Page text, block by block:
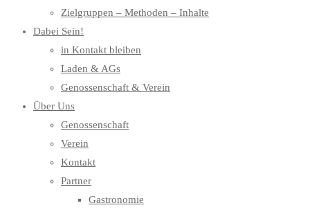
Zielgruppen – Methoden – Inhalte
Dabei Sein!
in Kontakt bleiben
Laden & AGs
Genossenschaft & Verein
Über Uns
Genossenschaft
Verein
Kontakt
Partner
Gastronomie